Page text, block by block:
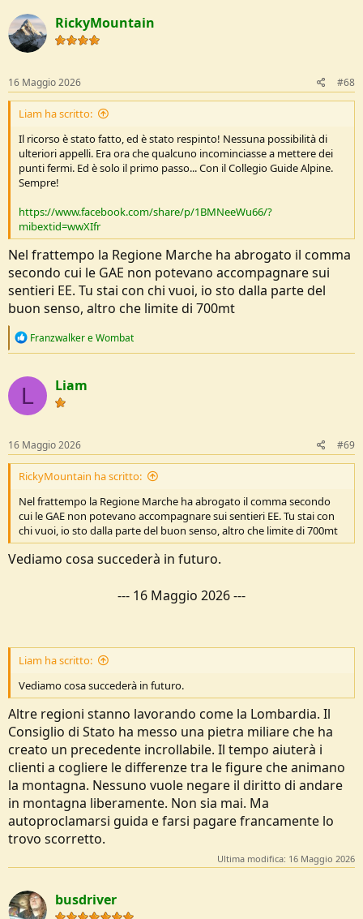
c
t
i
o
s
:
RickyMountain
16 Maggio 2026 #68
Liam ha scritto:
Il ricorso è stato fatto, ed è stato respinto! Nessuna possibilità di
ulteriori appelli. Era ora che qualcuno incominciasse a mettere dei
punti fermi. Ed è solo il primo passo... Con il Collegio Guide Alpine.
Sempre!
https://www.facebook.com/share/p/1BMNeeWu66/?
mibextid=wwXIfr
Nel frattempo la Regione Marche ha abrogato il comma
secondo cui le GAE non potevano accompagnare sui
sentieri EE. Tu stai con chi vuoi, io sto dalla parte del
buon senso, altro che limite di 700mt
R
c
i
o
s
:
FranzwalkereWombat
L Liam
16 Maggio 2026 #69
RickyMountain ha scritto:
Nel frattempo la Regione Marche ha abrogato il comma secondo
cui le GAE non potevano accompagnare sui sentieri EE. Tu stai con
chi vuoi, io sto dalla parte del buon senso, altro che limite di 700mt
Vediamo cosa succederà in futuro.
--- 16 Maggio 2026---
Liam ha scritto:
Vediamo cosa succederà in futuro.
Altre regioni stanno lavorando come la Lombardia. Il
Consiglio di Stato ha messo una pietra miliare che ha
creato un precedente incrollabile. Il tempo aiuterà i
clienti a cogliere le differenze tra le figure che animano
la montagna. Nessuno vuole negare il diritto di andare
in montagna liberamente. Non sia mai. Ma
autoproclamarsi guida e farsi pagare francamente lo
trovo scorretto.
Ultima modifica: 16 Maggio 2026
busdriver